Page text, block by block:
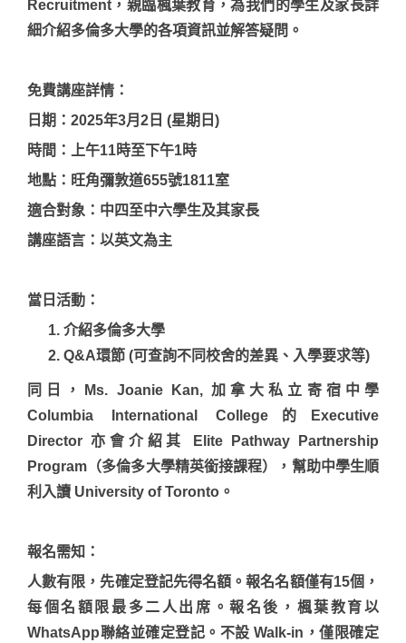
Recruitment，親臨楓葉教育，為我們的學生及家長詳
細介紹多倫多大學的各項資訊並解答疑問。
免費講座詳情：
日期：2025年3月2日 (星期日)
時間：上午11時至下午1時
地點：旺角彌敦道655號1811室
適合對象：中四至中六學生及其家長
講座語言：以英文為主
當日活動：
介紹多倫多大學
Q&A環節 (可查詢不同校舍的差異、入學要求等)
同日，Ms. Joanie Kan, 加拿大私立寄宿中學
Columbia International College的Executive
Director 亦會介紹其 Elite Pathway Partnership
Program（多倫多大學精英銜接課程），幫助中學生順
利入讀 University of Toronto。
報名需知：
人數有限，先確定登記先得名額。報名名額僅有15個，
每個名額限最多二人出席。報名後，楓葉教育以
WhatsApp聯絡並確定登記。不設 Walk-in，僅限確定